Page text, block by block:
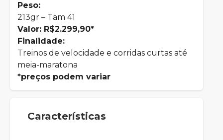
Peso:
213gr – Tam 41
Valor: R$2.299,90*
Finalidade:
Treinos de velocidade e corridas curtas até
meia-maratona
*preços podem variar
Características